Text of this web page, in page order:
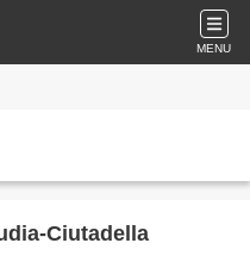
MENU
Ciutadella